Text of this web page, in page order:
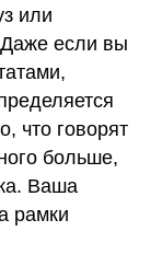
или
Даже если вы
что говорят
больше,
Ваша
рамки